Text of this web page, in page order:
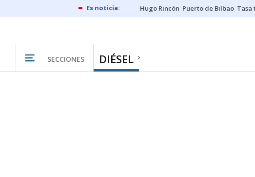
Hugo Rincón Puerto de Bilbao Tasa
SECCIONES DIÉSEL